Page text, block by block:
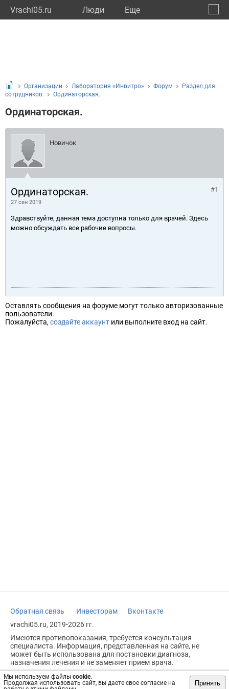
Vrachi05.ru Люди Eще
Мы используем файлы cookie.
Продолжая использовать сайт, вы даете свое согласие на
Принять
Организации Лаборатория «Инвитро» Форум
Раздел для
сотрудников.
Ординаторская.
Ординаторская.
Новичок
Ординаторская.
27 сен 2019
#1
Здравствуйте, данная тема доступна только для врачей. Здесь
можно обсуждать все рабочие вопросы.
Оставлять сообщения на форуме могут только авторизованные
пользователи.
Пожалуйста, создайте аккаунт или выполните вход на сайт.
Обратная связь Инвесторам
Вконтакте
vrachi05.ru, 2019-2026 гг.
Имеются противопоказания, требуется консультация
специалиста. Информация, представленная на сайте, не
может быть использована для постановки диагноза,
назначения лечения и не заменяет прием врача.
Возрастное ограничение: 18+